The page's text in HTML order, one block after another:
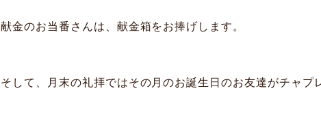
献金のお当番さんは、献金箱をお捧げします。
そして、月末の礼拝ではその月のお誕生日のお友達がチャプ